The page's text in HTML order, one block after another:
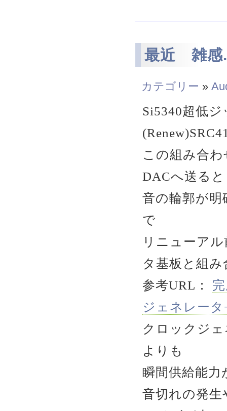
最近 雑感
カテゴリー »
Si5340超低
この組み合
DACへ送ると
音の輪郭が
で
リニューア
タ基板と組
参考URL：
ジェネレータ
クロックジ
よりも
瞬間供給能
音切れの発生